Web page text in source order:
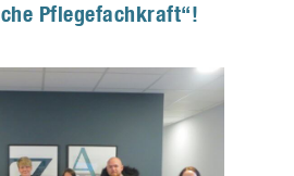
Pflegefachkraft“!